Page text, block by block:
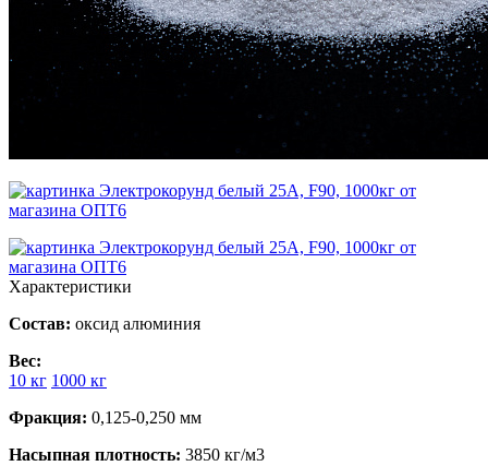
Характеристики
Состав: оксид алюминия
Вес:
10 кг 1000 кг
Фракция: 0,125-0,250 мм
Насыпная плотность: 3850 кг/м3